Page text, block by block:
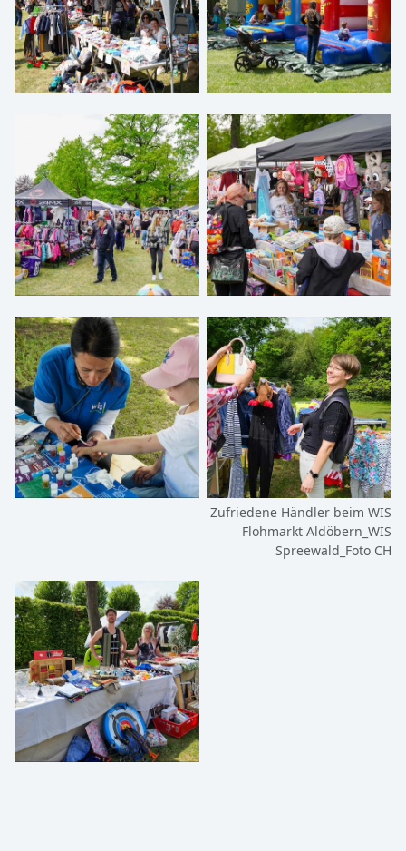
Zufriedene Händler beim WIS
Flohmarkt Aldöbern_WIS
Spreewald_Foto CH